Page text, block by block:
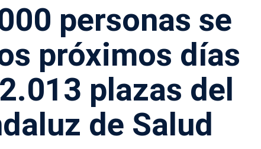
personas se
próximos días
plazas del
de Salud